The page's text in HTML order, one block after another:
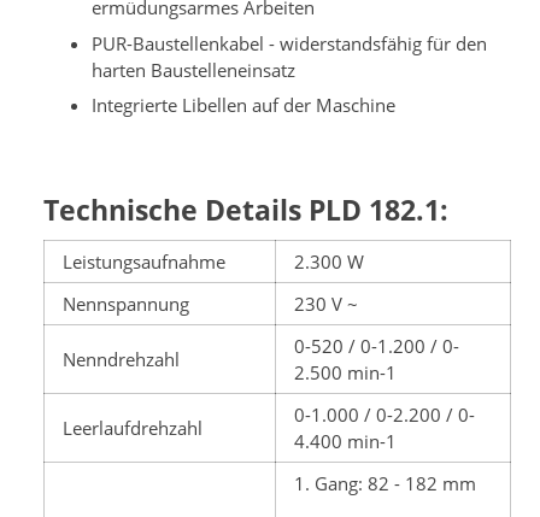
ermüdungsarmes Arbeiten
PUR-Baustellenkabel - widerstandsfähig für den
harten Baustelleneinsatz
Integrierte Libellen auf der Maschine
Technische Details PLD 182.1:
Leistungsaufnahme
2.300 W
Nennspannung
230 V ~
Nenndrehzahl
0-520 / 0-1.200 / 0-
2.500 min-1
Leerlaufdrehzahl
0-1.000 / 0-2.200 / 0-
4.400 min-1
1. Gang: 82 - 182 mm